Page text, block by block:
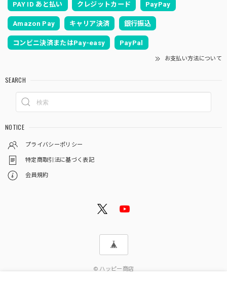
PAY ID あと払い クレジットカード PayPay
Amazon Pay キャリア決済 銀行振込
コンビニ決済またはPay-easy PayPal
お支払い方法について
SEARCH
NOTICE
プライバシーポリシー
特定商取引法に基づく表記
会員規約
© ハッピー商店